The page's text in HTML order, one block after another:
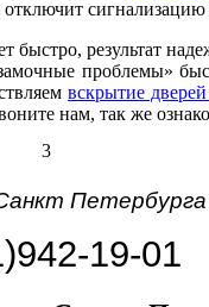
3
сигнализацию
результат
проблемы»
вскрытие
нам, так же
19-01